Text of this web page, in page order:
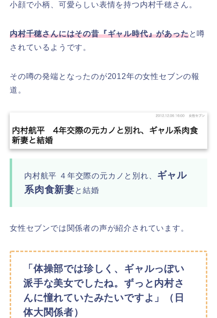
小顔で小柄、可愛らしい表情を持つ内村千穂さん。
内村千穂さんにはその昔『ギャル時代』があったと噂
されているようです。
その噂の発端となったのが2012年の女性セブンの報
道。
内村航平 ４年交際の元カノと別れ、 ギャル
系肉食新妻と結婚
女性セブンでは関係者の声が紹介されています。
「体操部では珍しく、ギャルっぽい
派手な美女でしたね。ずっと内村さ
んに憧れていたみたいですよ」（日
体大関係者）